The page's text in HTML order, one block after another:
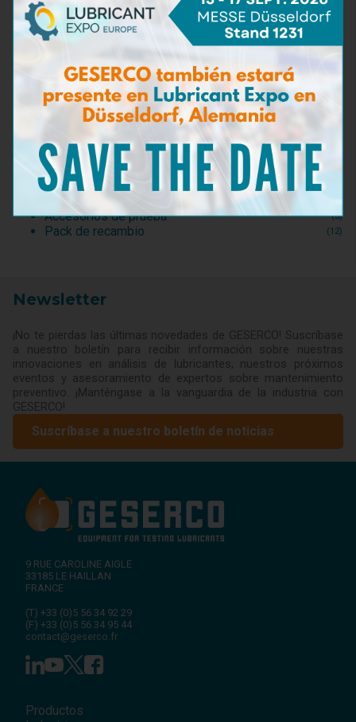
Capacidad de dispersión
Bacterias y hongos
Detección de agua del mar (3)
Dilución
Densidad
Punto de inflamación
Kit de tomada de muestra
Kits de pruebas para aceite motor
Kits de pruebas para aceite hidráulica
Kits de pruebas para fluidos de mecanizado
Kits de pruebas para refrigerante
Kits de pruebas para fluidos de combustible
Kits de pruebas para fluidos de aviación (1)
Accesorios de prueba (3)
Pack de recambio (12)
Newsletter
¡No te pierdas las últimas novedades de GESERCO! Suscríbase
a nuestro boletín para recibir información sobre nuestras
innovaciones en análisis de lubricantes, nuestros próximos
eventos y asesoramiento de expertos sobre mantenimiento
preventivo. ¡Manténgase a la vanguardia de la industria con
GESERCO!
Suscríbase a nuestro boletín de noticias
9 RUE CAROLINE AIGLE
33185 LE HAILLAN
FRANCE
(T) +33 (0)5 56 34 92 29
(F) +33 (0)5 56 34 95 44
contact@geserco.fr
Productos